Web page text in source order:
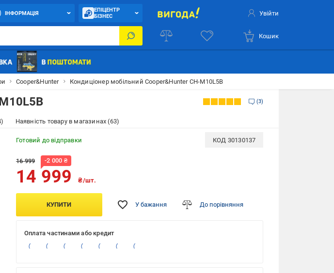
ІНФОРМАЦІЯ
ЕПІЦЕНТР
БІЗНЕС
Увійти
Кошик
Cooper&Hunter Кондиціонер мобільний Cooper&Hunter CH-M10L5B
3
Наявність товару в магазинах (63)
Готовий до відправки КОД 30130137
16 999 -2 000 ₴
14 999 ₴/шт.
КУПИТИ У бажання До порівняння
Оплата частинами або кредит